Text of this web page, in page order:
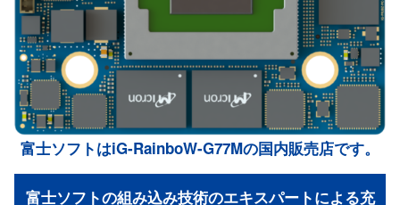
富士ソフトはiG-RainboW-G77Mの国内販売店です。
富士ソフトの組み込み技術のエキスパートによる充